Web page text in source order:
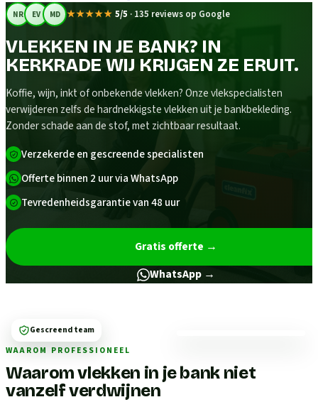
NR EV MD ★★★★★ 5/5 · 135 reviews op Google
VLEKKEN IN JE BANK? IN
KERKRADE WIJ KRIJGEN ZE ERUIT.
Koffie, wijn, inkt of onbekende vlekken? Onze vlekspecialisten
verwijderen zelfs de hardnekkigste vlekken uit je bankbekleding.
Zonder schade aan de stof, met zichtbaar resultaat.
Verzekerde en gescreende specialisten
Offerte binnen 2 uur via WhatsApp
Tevredenheidsgarantie van 48 uur
Gratis offerte →
WhatsApp →
WAAROM PROFESSIONEEL
Waarom vlekken in je bank niet
vanzelf verdwijnen
Gescreend team